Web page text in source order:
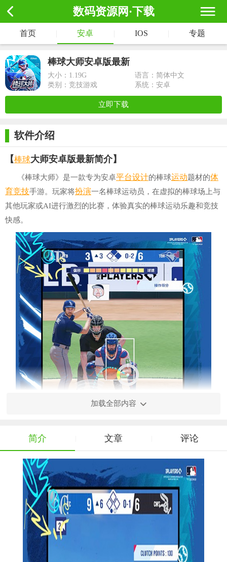
数码资源网·下载
首页 安卓 IOS 专题
棒球大师安卓版最新
大小： 1.19G
语言：简体中文
类别：竞技游戏
系统：安卓
立即下载
软件介绍
【棒球大师安卓版最新简介】
《棒球大师》是一款专为安卓平台设计的棒球运动题材的体
育竞技手游。玩家将扮演一名棒球运动员，在虚拟的棒球场上与
其他玩家或AI进行激烈的比赛，体验真实的棒球运动乐趣和竞技
快感。
【棒球大师安卓版最新内容】
1. 真实棒球体验：游戏采用高精度的物理引擎，还原了真实
加载全部内容
简介 文章 评论